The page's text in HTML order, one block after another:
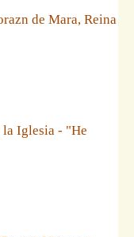
de Mara, Reina
la Iglesia - "He